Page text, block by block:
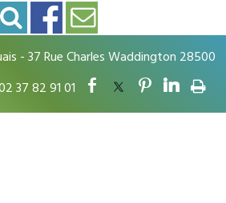
- 37 Rue Charles Waddington 28500
37 82 91 01